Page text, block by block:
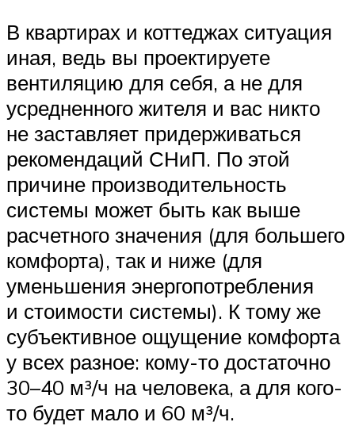
В квартирах и коттеджах ситуация
иная, ведь вы проектируете
вентиляцию для себя, а не для
усредненного жителя и вас никто
не заставляет придерживаться
рекомендаций СНиП. По этой
причине производительность
системы может быть как выше
расчетного значения (для большего
комфорта), так и ниже (для
уменьшения энергопотребления
и стоимости системы). К тому же
субъективное ощущение комфорта
у всех разное: кому-то достаточно
30–40 м³/ч на человека, а для кого-
то будет мало и 60 м³/ч.